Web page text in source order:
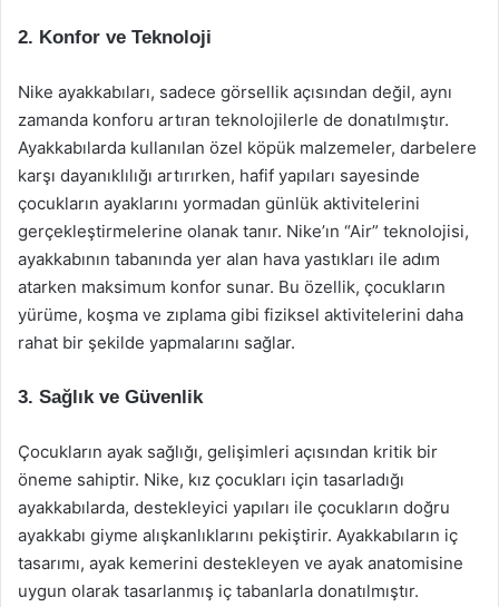
2. Konfor ve Teknoloji
Nike ayakkabıları, sadece görsellik açısından değil, aynı
zamanda konforu artıran teknolojilerle de donatılmıştır.
Ayakkabılarda kullanılan özel köpük malzemeler, darbelere
karşı dayanıklılığı artırırken, hafif yapıları sayesinde
çocukların ayaklarını yormadan günlük aktivitelerini
gerçekleştirmelerine olanak tanır. Nike’ın “Air” teknolojisi,
ayakkabının tabanında yer alan hava yastıkları ile adım
atarken maksimum konfor sunar. Bu özellik, çocukların
yürüme, koşma ve zıplama gibi fiziksel aktivitelerini daha
rahat bir şekilde yapmalarını sağlar.
3. Sağlık ve Güvenlik
Çocukların ayak sağlığı, gelişimleri açısından kritik bir
öneme sahiptir. Nike, kız çocukları için tasarladığı
ayakkabılarda, destekleyici yapıları ile çocukların doğru
ayakkabı giyme alışkanlıklarını pekiştirir. Ayakkabıların iç
tasarımı, ayak kemerini destekleyen ve ayak anatomisine
uygun olarak tasarlanmış iç tabanlarla donatılmıştır.